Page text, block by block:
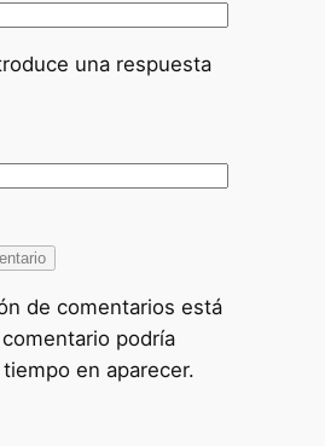
una respuesta
de comentarios está
podría
en aparecer.